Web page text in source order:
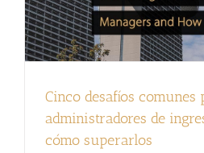
Cinco desafíos comunes
administradores de
cómo superarlos